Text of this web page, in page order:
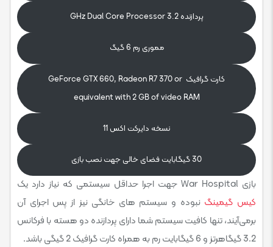
پردازنده 3.2 GHz Dual Core Processor
مموری رم 6 گیگ
کارت گرافیک GeForce GTX 660, Radeon R7 370 or
equivalent with 2 GB of video RAM
نسخه دایرکت اکس 11
30 گیگابایت فضای خالی جهت نصب بازی
بازی War Hospital جهت اجرا حداقل سیستمی که نیاز دارد یک
کیس گیمینگ نبوده و سیستم های خانگی نیز از پس اجرای آن
برمی‌آیند، تنها کافیت سیستم شما دارای پردازنده دو هسته با فرکانس
3.2 گیگاهرتز و 6 گیگابایت رم به همراه کارت گرافیک 2 گیگی باشد.